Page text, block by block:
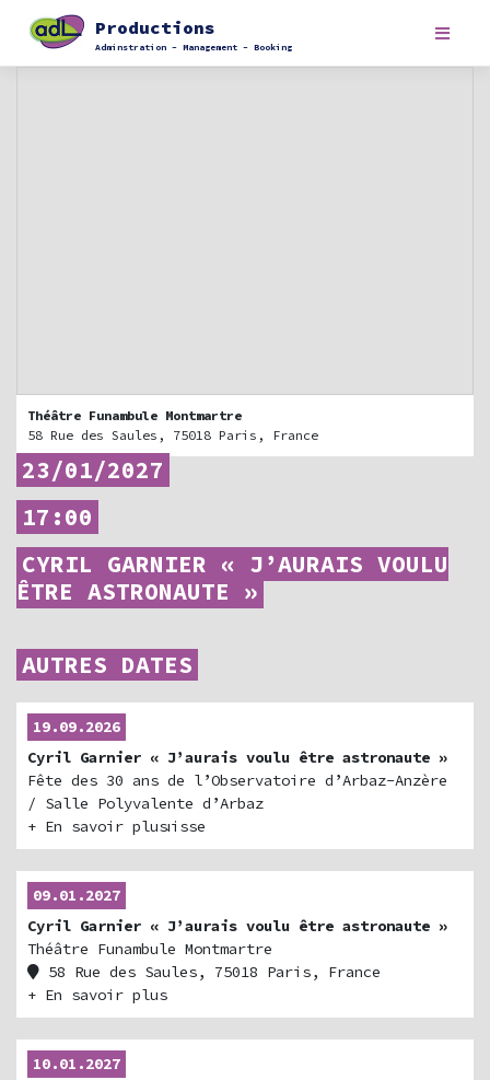
content
Productions
Adminstration – Management – Booking
Théâtre Funambule Montmartre
58 Rue des Saules, 75018 Paris, France
23/01/2027
17:00
CYRIL GARNIER « J’AURAIS VOULU
ÊTRE ASTRONAUTE »
AUTRES DATES
19.09.2026
Cyril Garnier « J’aurais voulu être astronaute »
Fête des 30 ans de l’Observatoire d’Arbaz-Anzère
/ Salle Polyvalente d’Arbaz
1974 Arbaz, Suisse
+ En savoir plus
09.01.2027
Cyril Garnier « J’aurais voulu être astronaute »
Théâtre Funambule Montmartre
58 Rue des Saules, 75018 Paris, France
Billetterie
+ En savoir plus
10.01.2027